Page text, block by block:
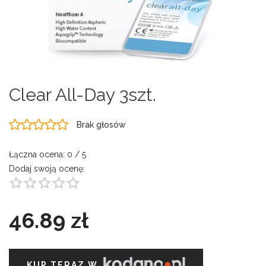
Clear All-Day 3szt.
Brak głosów
Łączna ocena: 0 / 5
Dodaj swoją ocenę:
46.89 zł